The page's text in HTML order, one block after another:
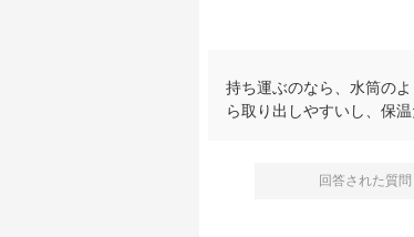
持ち運ぶのなら、水筒の
ら取り出しやすいし、保
回答された質問